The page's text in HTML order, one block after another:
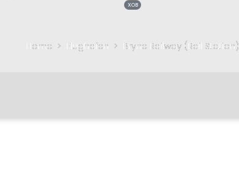
XOB
Home Flughafen Bryne Railway (Rail Station)